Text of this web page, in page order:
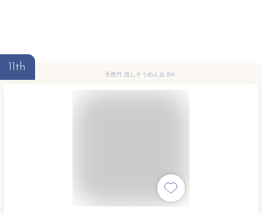
11th
天然竹 流しそうめん台 2m